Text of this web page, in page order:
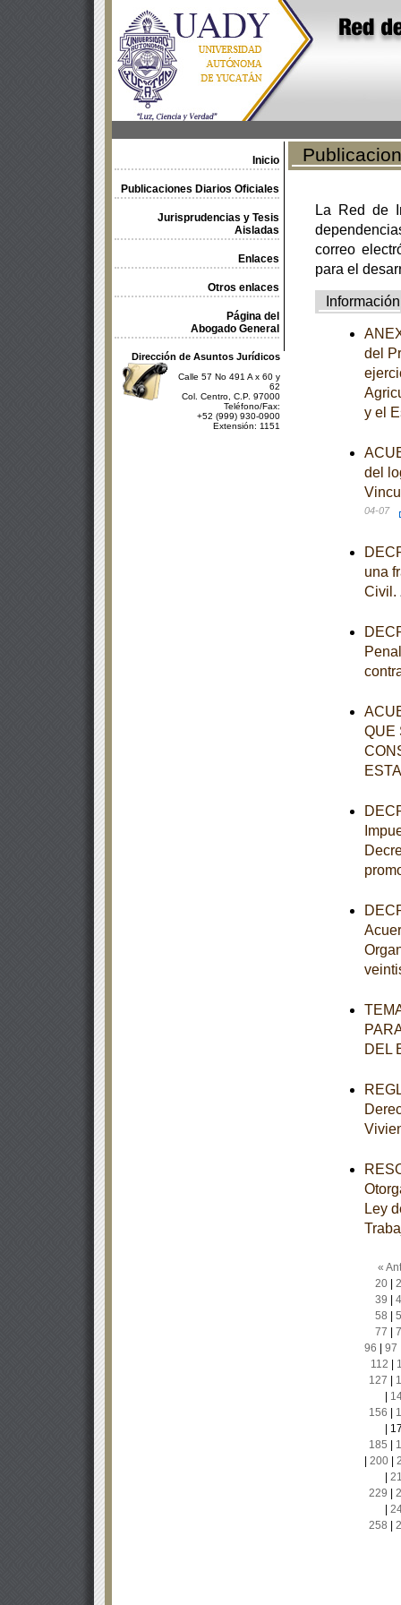
Inicio
Publicaciones Diarios Oficiales
Jurisprudencias y Tesis
Aisladas
Enlaces
Otros enlaces
Página del
Abogado General
Dirección de Asuntos Jurídicos
Calle 57 No 491 A x 60 y
62
Col. Centro, C.P. 97000
Teléfono/Fax:
+52 (999) 930-0900
Extensión: 1151
La Red de
correo
para el
Información
del
y el
del
04-07
una
Civil.
QUE
DEL
Ley
«
20|
39
58
77
96
97
112
127
156
185
200|
229
258